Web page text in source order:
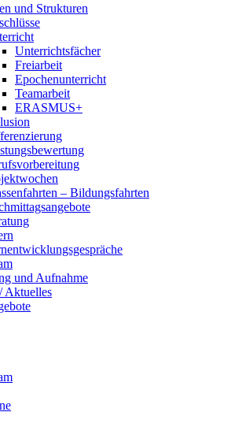
und Strukturen
Unterrichtsfächer
Freiarbeit
Epochenunterricht
Teamarbeit
ERASMUS+
– Bildungsfahrten
und Aufnahme
Aktuelles